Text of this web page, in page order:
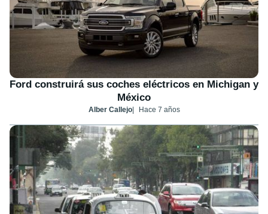
Ford construirá sus coches eléctricos en Michigan y
México
Alber Callejo Hace 7 años